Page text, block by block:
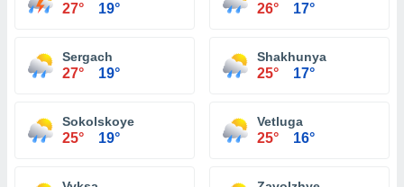
27° 19° 26° 17°
Sergach
27° 19°
Shakhunya
25° 17°
Sokolskoye
25° 19°
Vetluga
25° 16°